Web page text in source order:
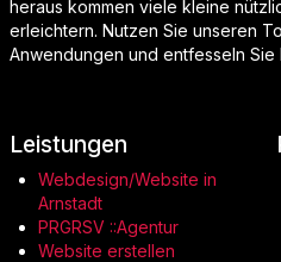
heraus kommen viele kleine
erleichtern. Nutzen Sie unseren
Anwendungen und entfesseln Sie
Leistungen
Webdesign/Website in
Arnstadt
PRGRSV ::Agentur
Website erstellen